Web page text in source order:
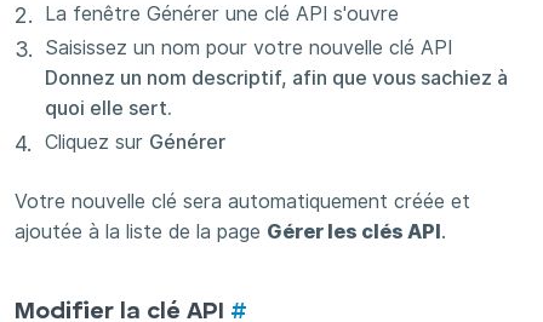
La fenêtre Générer une clé API s'ouvre
Saisissez un nom pour votre nouvelle clé API
Donnez un nom descriptif, afin que vous sachiez à
quoi elle sert.
Cliquez sur Générer
Votre nouvelle clé sera automatiquement créée et
ajoutée à la liste de la page Gérer les clés API.
Modifier la clé API #